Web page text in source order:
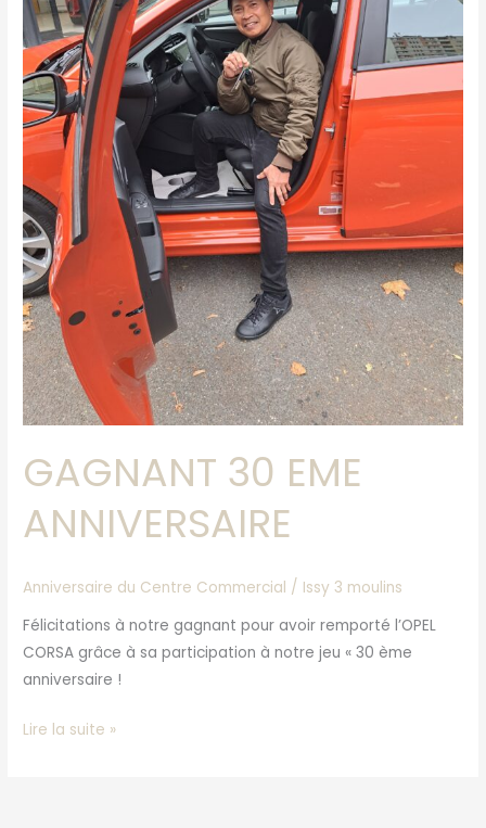
GAGNANT 30 EME
ANNIVERSAIRE
Anniversaire du Centre Commercial / Issy 3 moulins
Félicitations à notre gagnant pour avoir remporté l’OPEL
CORSA grâce à sa participation à notre jeu « 30 ème
anniversaire !
Lire la suite »